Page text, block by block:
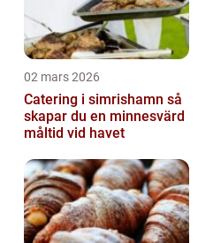
02 mars 2026
Catering i simrishamn så
skapar du en minnesvärd
måltid vid havet